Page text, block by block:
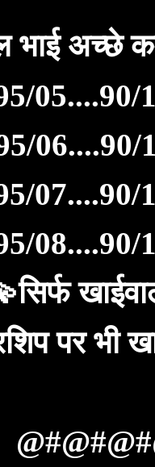
भाई अच्छे
05....90/
06....90/
07....90/
08....90/
पर